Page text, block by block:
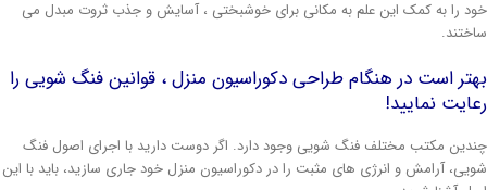
را به کمک این علم به مکانی برای خوشبختی ، آسایش و جذب ثروت مبدل می
است در هنگام طراحی دکوراسیون منزل ، قوانین فنگ شویی را
نمایید!
مکتب مختلف فنگ شویی وجود دارد. اگر دوست دارید با اجرای اصول فنگ
آرامش و انرژی های مثبت را در دکوراسیون منزل خود جاری سازید، باید با این